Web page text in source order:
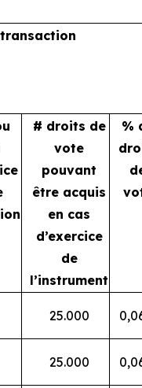
# droits de
vote
pouvant
être acquis
en cas
d’exercice
de
l’instrument
%
25.000
25.000